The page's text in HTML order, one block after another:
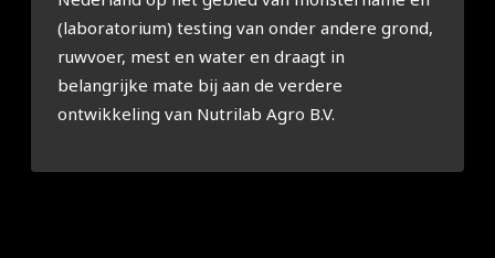
(laboratorium) testing van onder andere grond,
ruwvoer, mest en water en draagt in
belangrijke mate bij aan de verdere
ontwikkeling van Nutrilab Agro B.V.